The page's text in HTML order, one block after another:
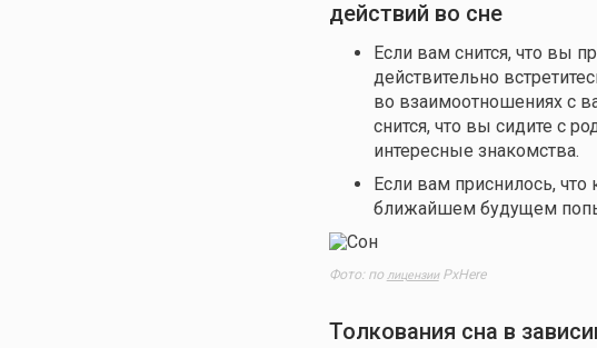
действий во сне
Если вам снится, что вы
действительно
во взаимоотношениях с
снится, что вы сидите с
интересные знакомства.
Если вам приснилось,
ближайшем будущем
Фото: по лицензииPxHere
Толкования сна в